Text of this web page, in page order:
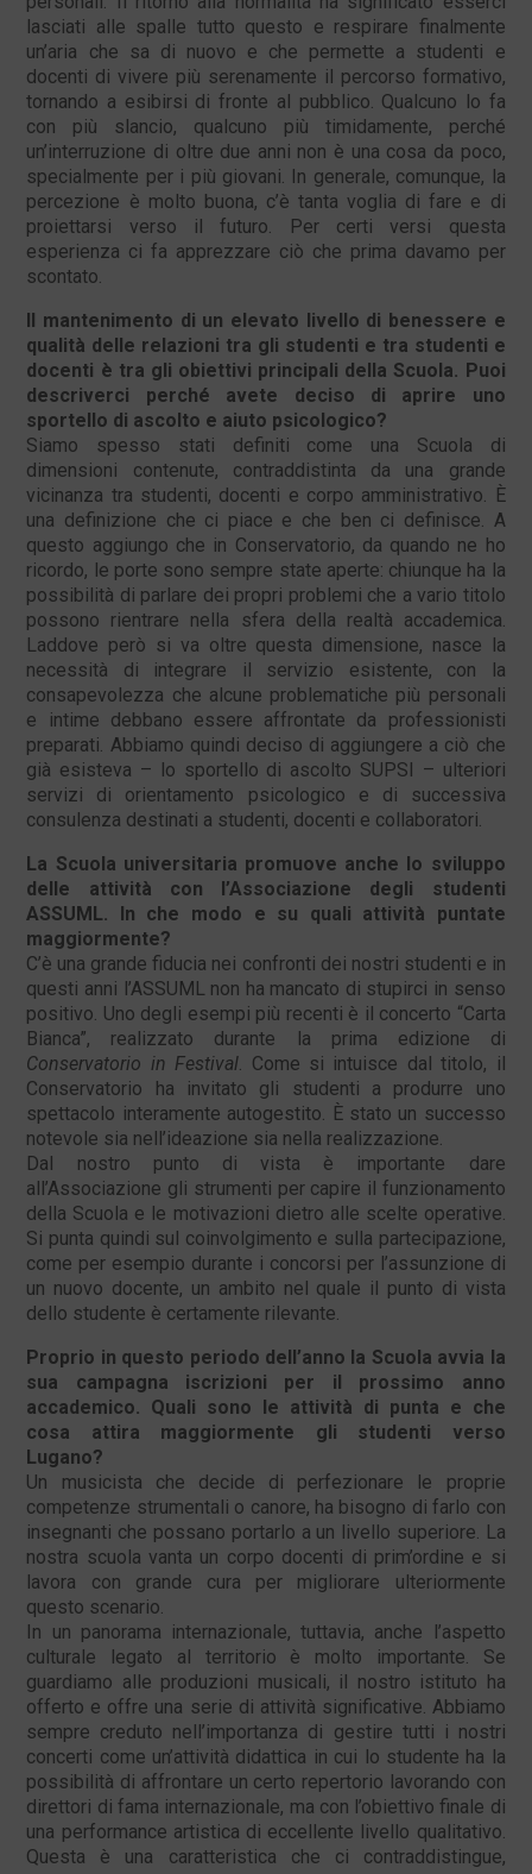
lasciati alle spalle tutto questo e respirare finalmente
un’aria che sa di nuovo e che permette a studenti e
docenti di vivere più serenamente il percorso formativo,
tornando a esibirsi di fronte al pubblico. Qualcuno lo fa
con più slancio, qualcuno più timidamente, perché
un’interruzione di oltre due anni non è una cosa da poco,
specialmente per i più giovani. In generale, comunque, la
percezione è molto buona, c’è tanta voglia di fare e di
proiettarsi verso il futuro. Per certi versi questa
esperienza ci fa apprezzare ciò che prima davamo per
scontato.
Il mantenimento di un elevato livello di benessere e
qualità delle relazioni tra gli studenti e tra studenti e
docenti è tra gli obiettivi principali della Scuola. Puoi
descriverci perché avete deciso di aprire uno
sportello di ascolto e aiuto psicologico?
Siamo spesso stati definiti come una Scuola di
dimensioni contenute, contraddistinta da una grande
vicinanza tra studenti, docenti e corpo amministrativo. È
una definizione che ci piace e che ben ci definisce. A
questo aggiungo che in Conservatorio, da quando ne ho
ricordo, le porte sono sempre state aperte: chiunque ha la
possibilità di parlare dei propri problemi che a vario titolo
possono rientrare nella sfera della realtà accademica.
Laddove però si va oltre questa dimensione, nasce la
necessità di integrare il servizio esistente, con la
consapevolezza che alcune problematiche più personali
e intime debbano essere affrontate da professionisti
preparati. Abbiamo quindi deciso di aggiungere a ciò che
già esisteva – lo sportello di ascolto SUPSI – ulteriori
servizi di orientamento psicologico e di successiva
consulenza destinati a studenti, docenti e collaboratori.
La Scuola universitaria promuove anche lo sviluppo
delle attività con l’Associazione degli studenti
ASSUML. In che modo e su quali attività puntate
maggiormente?
C’è una grande fiducia nei confronti dei nostri studenti e in
questi anni l’ASSUML non ha mancato di stupirci in senso
positivo. Uno degli esempi più recenti è il concerto “Carta
Bianca”, realizzato durante la prima edizione di
Conservatorio in Festival . Come si intuisce dal titolo, il
Conservatorio ha invitato gli studenti a produrre uno
spettacolo interamente autogestito. È stato un successo
notevole sia nell’ideazione sia nella realizzazione.
Dal nostro punto di vista è importante dare
all’Associazione gli strumenti per capire il funzionamento
della Scuola e le motivazioni dietro alle scelte operative.
Si punta quindi sul coinvolgimento e sulla partecipazione,
come per esempio durante i concorsi per l’assunzione di
un nuovo docente, un ambito nel quale il punto di vista
dello studente è certamente rilevante.
Proprio in questo periodo dell’anno la Scuola avvia la
sua campagna iscrizioni per il prossimo anno
accademico. Quali sono le attività di punta e che
cosa attira maggiormente gli studenti verso
Lugano?
Un musicista che decide di perfezionare le proprie
competenze strumentali o canore, ha bisogno di farlo con
insegnanti che possano portarlo a un livello superiore. La
nostra scuola vanta un corpo docenti di prim’ordine e si
lavora con grande cura per migliorare ulteriormente
questo scenario.
In un panorama internazionale, tuttavia, anche l’aspetto
culturale legato al territorio è molto importante. Se
guardiamo alle produzioni musicali, il nostro istituto ha
offerto e offre una serie di attività significative. Abbiamo
sempre creduto nell’importanza di gestire tutti i nostri
concerti come un’attività didattica in cui lo studente ha la
possibilità di affrontare un certo repertorio lavorando con
direttori di fama internazionale, ma con l’obiettivo finale di
una performance artistica di eccellente livello qualitativo.
Questa è una caratteristica che ci contraddistingue,